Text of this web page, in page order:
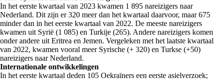
In het eerste kwartaal van 2023 kwamen 1 895 nareizigers naar
Nederland. Dit zijn er 320 meer dan het kwartaal daarvoor, maar 675
minder dan in het eerste kwartaal van 2022. De meeste nareizigers
kwamen uit Syrië (1 085) en Turkije (265). Andere nareizigers komen
onder andere uit Eritrea en Jemen. Vergeleken met het laatste kwartaal
van 2022, kwamen vooral meer Syrische (+ 320) en Turkse (+50)
nareizigers naar Nederland.
Internationale ontwikkelingen
In het eerste kwartaal deden 105 Oekraïners een eerste asielverzoek;